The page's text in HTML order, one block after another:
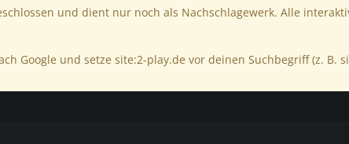
und dient nur noch als Nachschlagewerk. Alle
Google und setze site:2-play.de vor deinen Suchbegriff (z. B.